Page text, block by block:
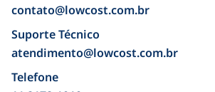
contato@lowcost.com.br
Suporte Técnico
atendimento@lowcost.com.br
Telefone